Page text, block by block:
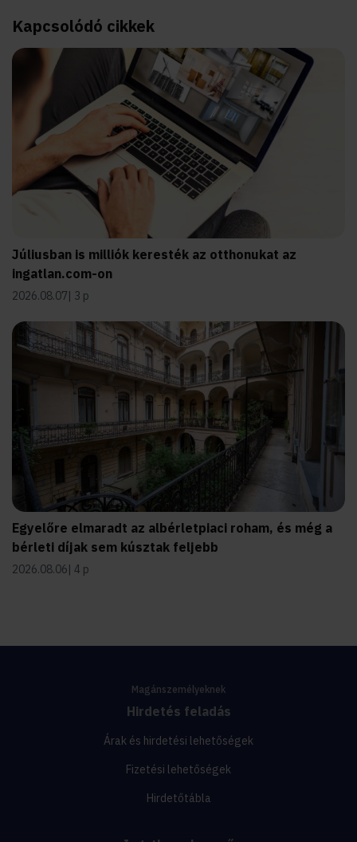
Kapcsolódó cikkek
Júliusban is milliók keresték az otthonukat az
ingatlan.com-on
2026.08.07 3 p
Egyelőre elmaradt az albérletpiaci roham, és még a
bérleti díjak sem kúsztak feljebb
2026.08.06 4 p
Magánszemélyeknek
Hirdetés feladás
Árak és hirdetési lehetőségek
Fizetési lehetőségek
Hirdetőtábla